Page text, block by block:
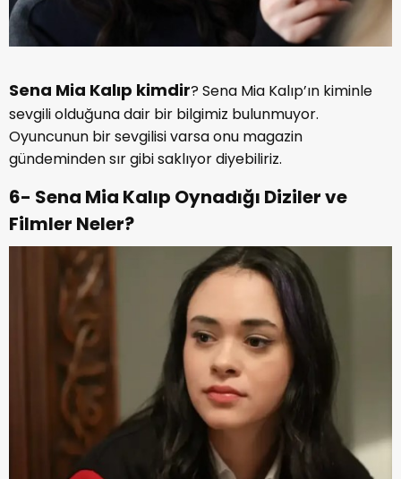
Sena Mia Kalıp kimdir? Sena Mia Kalıp’ın kiminle
sevgili olduğuna dair bir bilgimiz bulunmuyor.
Oyuncunun bir sevgilisi varsa onu magazin
gündeminden sır gibi saklıyor diyebiliriz.
6- Sena Mia Kalıp Oynadığı Diziler ve
Filmler Neler?